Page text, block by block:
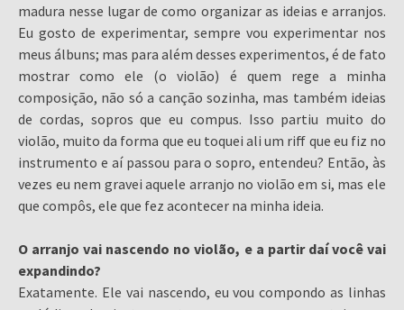
madura nesse lugar de como organizar as ideias e arranjos.
Eu gosto de experimentar, sempre vou experimentar nos
meus álbuns; mas para além desses experimentos, é de fato
mostrar como ele (o violão) é quem rege a minha
composição, não só a canção sozinha, mas também ideias
de cordas, sopros que eu compus. Isso partiu muito do
violão, muito da forma que eu toquei ali um riff que eu fiz no
instrumento e aí passou para o sopro, entendeu? Então, às
vezes eu nem gravei aquele arranjo no violão em si, mas ele
que compôs, ele que fez acontecer na minha ideia.
O arranjo vai nascendo no violão, e a partir daí você vai
expandindo?
Exatamente. Ele vai nascendo, eu vou compondo as linhas